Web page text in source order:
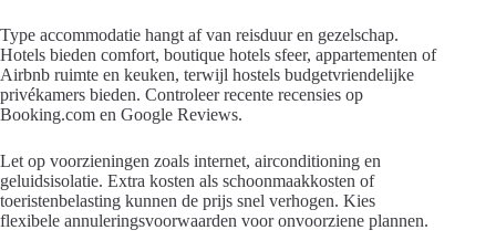
Type accommodatie hangt af van reisduur en gezelschap.
Hotels bieden comfort, boutique hotels sfeer, appartementen of
Airbnb ruimte en keuken, terwijl hostels budgetvriendelijke
privékamers bieden. Controleer recente recensies op
Booking.com en Google Reviews.
Let op voorzieningen zoals internet, airconditioning en
geluidsisolatie. Extra kosten als schoonmaakkosten of
toeristenbelasting kunnen de prijs snel verhogen. Kies
flexibele annuleringsvoorwaarden voor onvoorziene plannen.